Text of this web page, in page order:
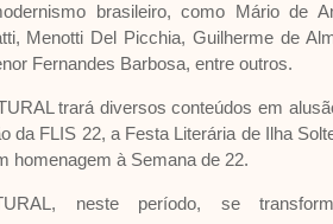
brasileiro, como Mário de
Menotti Del Picchia, Guilherme de
Fernandes Barbosa, entre outros.
trará diversos conteúdos em
FLIS 22, a Festa Literária de Ilha
homenagem à Semana de 22.
neste período, se